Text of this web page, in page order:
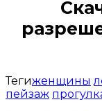
Тегиженщины
пейзаж